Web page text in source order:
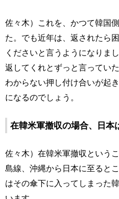
佐々木）これを、かつて韓国
た。でも近年は、返されたら
くださいと言うようになりま
返してくれとずっと言ってい
わからない押し付け合いが起
になるのでしょう。
在韓米軍撤収の場合、日本
佐々木）在韓米軍撤収という
島線、沖縄から日本に至ると
はその傘下に入ってしまった